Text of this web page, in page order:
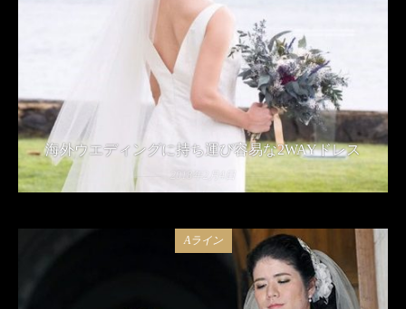
海外ウエディングに持ち運び容易な2WAYドレス
Aライン